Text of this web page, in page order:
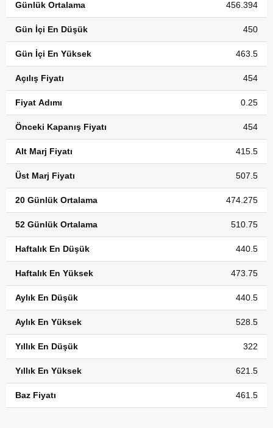
Günlük Ortalama 456.394
Gün İçi En Düşük 450
Gün İçi En Yüksek 463.5
Açılış Fiyatı 454
Fiyat Adımı 0.25
Önceki Kapanış Fiyatı 454
Alt Marj Fiyatı 415.5
Üst Marj Fiyatı 507.5
20 Günlük Ortalama 474.275
52 Günlük Ortalama 510.75
Haftalık En Düşük 440.5
Haftalık En Yüksek 473.75
Aylık En Düşük 440.5
Aylık En Yüksek 528.5
Yıllık En Düşük 322
Yıllık En Yüksek 621.5
Baz Fiyatı 461.5